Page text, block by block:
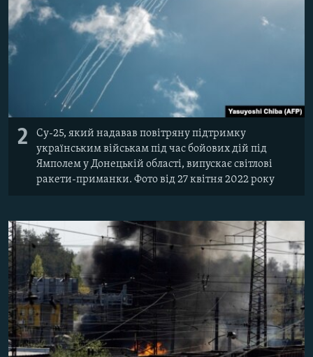
2
Су-25, який надавав повітряну підтримку
українським військам під час бойових дій під
Ямполем у Донецькій області, випускає світлові
ракети-приманки. Фото від 27 квітня 2022 року